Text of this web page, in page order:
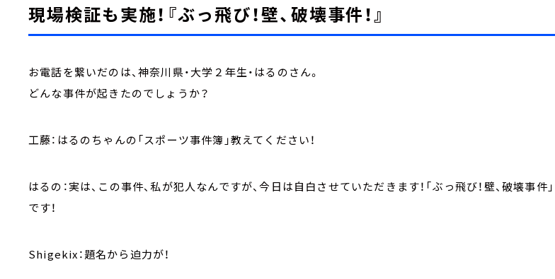
現場検証も実施！『ぶっ飛び！壁、破壊事件！』
お電話を繋いだのは、神奈川県・大学２年生・はるのさん。
どんな事件が起きたのでしょうか？
工藤：はるのちゃんの「スポーツ事件簿」教えてください！
はるの：実は、この事件、私が犯人なんですが、今日は自白させていただきます！「ぶっ飛び！壁、破壊事件」
です！
Shigekix：題名から迫力が！